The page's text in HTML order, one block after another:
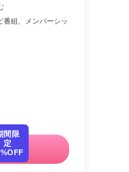
番組、メンバーシッ
間限
定